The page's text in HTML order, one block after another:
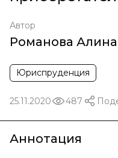
Автор
Романова
Юриспруденция
25.11.2020 487
Аннотация